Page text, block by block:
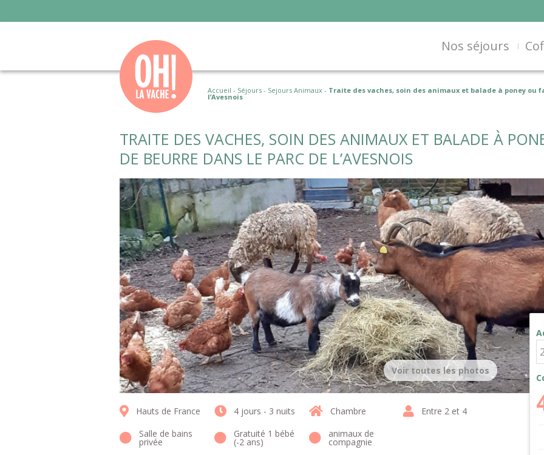
Nos séjours
Accueil - Séjours - Sejours Animaux - Traite des vaches, soin des animaux et balade à poney ou
l’Avesnois
TRAITE DES VACHES, SOIN DES ANIMAUX ET BALADE À
DE BEURRE DANS LE PARC DE L’AVESNOIS
Voir toutes les photos
Hauts de France 4 jours - 3 nuits Chambre
Entre 2 et 4
Salle de bains
privée
Gratuité 1 bébé
(-2 ans)
animaux de
compagnie